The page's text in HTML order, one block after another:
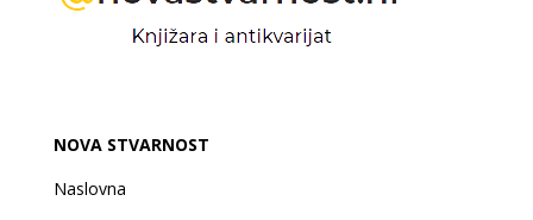
NOVA STVARNOST
Naslovna